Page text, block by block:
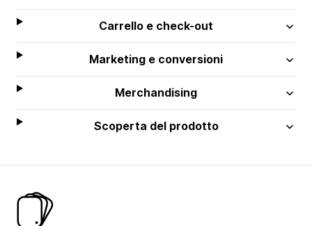
Carrello e check-out
Marketing e conversioni
Merchandising
Scoperta del prodotto